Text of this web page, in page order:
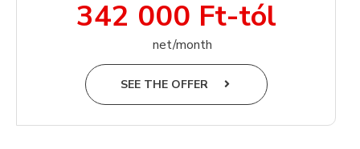
342 000 Ft-tól
net/month
SEE THE OFFER